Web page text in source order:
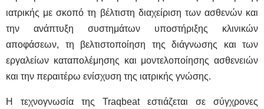
ιατρικής με σκοπό τη βέλτιστη διαχείριση των ασθενών και
την ανάπτυξη συστημάτων υποστήριξης κλινικών
αποφάσεων, τη βελτιστοποίηση της διάγνωσης και των
εργαλείων καταπολέμησης και μοντελοποίησης ασθενειών
και την περαιτέρω ενίσχυση της ιατρικής γνώσης.
Η τεχνογνωσία της Traqbeat εστιάζεται σε σύγχρονες